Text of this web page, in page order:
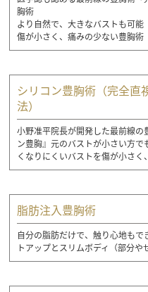
胸術
より自然で、大きなバストも可能
傷が小さく、痛みの少ない豊胸術
シリコン豊胸術（完全直
法）
小野准平院長が開発した最前線
ン豊胸』元のバストが小さい方
くなりにくいバストを傷が小さ
脂肪注入豊胸術
自分の脂肪だけで、触り心地も
トアップとスリムボディ（部分